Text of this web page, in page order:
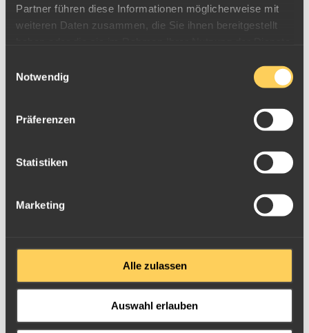
Partner führen diese Informationen möglicherweise mit
weiteren Daten zusammen, die Sie ihnen bereitgestellt
Notwendig
Präferenzen
Statistiken
Marketing
Alle zulassen
Auswahl erlauben
Palladium Barren verschiedener Hersteller